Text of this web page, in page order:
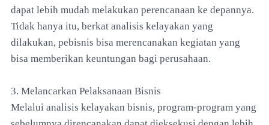
dapat lebih mudah melakukan perencanaan ke depannya.
Tidak hanya itu, berkat analisis kelayakan yang
dilakukan, pebisnis bisa merencanakan kegiatan yang
bisa memberikan keuntungan bagi perusahaan.
3. Melancarkan Pelaksanaan Bisnis
Melalui analisis kelayakan bisnis, program-program yang